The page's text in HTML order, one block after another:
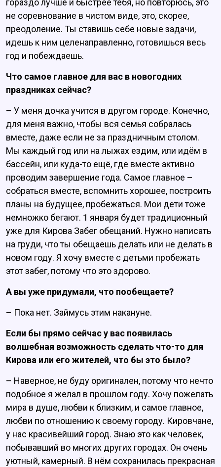
гораздо лучше и быстрее тебя, но повторюсь, это
не соревнование в чистом виде, это, скорее,
преодоление. Ты ставишь себе новые задачи,
идешь к ним целенаправленно, готовишься весь
год и побеждаешь.
Что самое главное для вас в новогодних
праздниках сейчас?
– У меня дочка учится в другом городе. Конечно,
для меня важно, чтобы вся семья собралась
вместе, даже если не за праздничным столом.
Мы каждый год или на лыжах ездим, или идём в
бассейн, или куда-то ещё, где вместе активно
проводим завершение года. Самое главное –
собраться вместе, вспомнить хорошее, построить
планы на будущее, пробежаться. Мои дети тоже
немножко бегают. 1 января будет традиционный
уже для Кирова Забег обещаний. Нужно написать
на груди, что ты обещаешь делать или не делать в
новом году. Я хочу вместе с детьми пробежать
этот забег, потому что это здорово.
А вы уже придумали, что пообещаете?
– Пока нет. Займусь этим накануне.
Если бы прямо сейчас у вас появилась
волшебная возможность сделать что-то для
Кирова или его жителей, что бы это было?
– Наверное, не буду оригинален, потому что нечто
подобное я желал в прошлом году. Хочу пожелать
мира в душе, любви к близким, и самое главное,
любви по отношению к своему городу. Кировчане,
у нас красивейший город. Знаю это как человек,
побывавший во многих других городах. Он очень
уютный, камерный. В нём сохранилась прекрасная